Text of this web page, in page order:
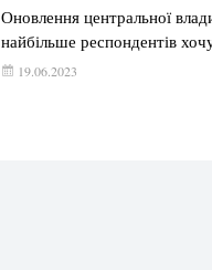
Оновлення центральної
найбільше респондентів
19.06.2023